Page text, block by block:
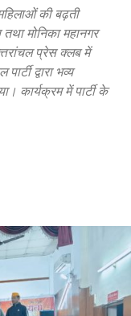
की बढ़ती
मोनिका महानगर
प्रेस क्लब में
द्वारा भव्य
कार्यक्रम में पार्टी के